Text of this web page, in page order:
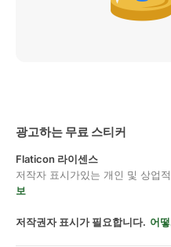
광고하는 무료 스티커
Flaticon 라이센스
저작자 표시가있는 개인 및 상업
보
저작권자 표시가 필요합니다. 어